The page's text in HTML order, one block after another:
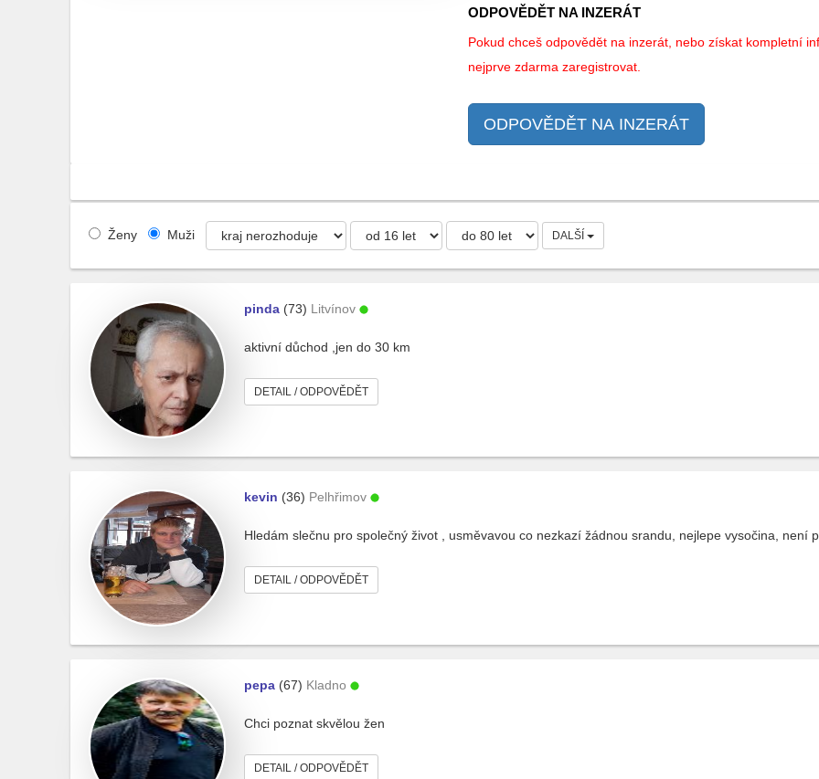
ODPOVĚDĚT NA INZERÁT
Pokud chceš odpovědět na inzerát, nebo získat kompletní
nejprve zdarma zaregistrovat.
ODPOVĚDĚT NA INZERÁT
Ženy Muži DALŠÍ
pinda (73) Litvínov
aktivní důchod ,jen do 30 km
DETAIL / ODPOVĚDĚT
kevin (36) Pelhřimov
Hledám slečnu pro společný život , usměvavou co nezkazí žádnou srandu, nejlepe vysočina, není
DETAIL / ODPOVĚDĚT
pepa (67) Kladno
Chci poznat skvělou žen
DETAIL / ODPOVĚDĚT